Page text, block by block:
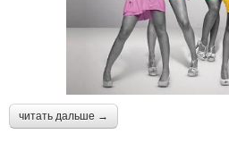
читать дальше →